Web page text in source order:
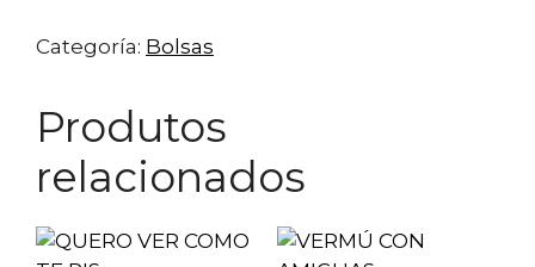
´ALDEA
Categoría: Bolsas
Produtos
relacionados